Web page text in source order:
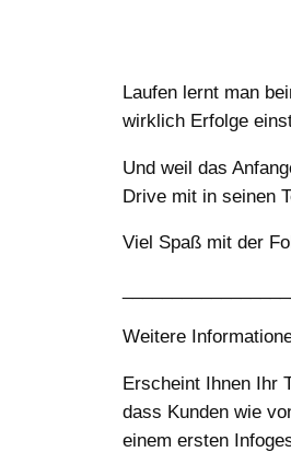
Laufen lernt man
wirklich Erfolge
Und weil das
Drive mit in seinen
Viel Spaß mit der
Weitere
Erscheint Ihnen Ihr
dass Kunden wie
einem ersten